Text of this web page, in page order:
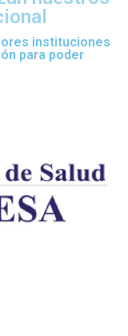
instituciones
para poder